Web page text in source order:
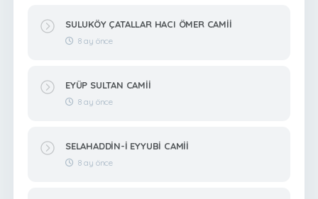
SULUKÖY ÇATALLAR HACI ÖMER CAMİİ
8 ay önce
EYÜP SULTAN CAMİİ
8 ay önce
SELAHADDİN-İ EYYUBİ CAMİİ
8 ay önce